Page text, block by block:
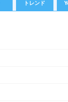
トレンド